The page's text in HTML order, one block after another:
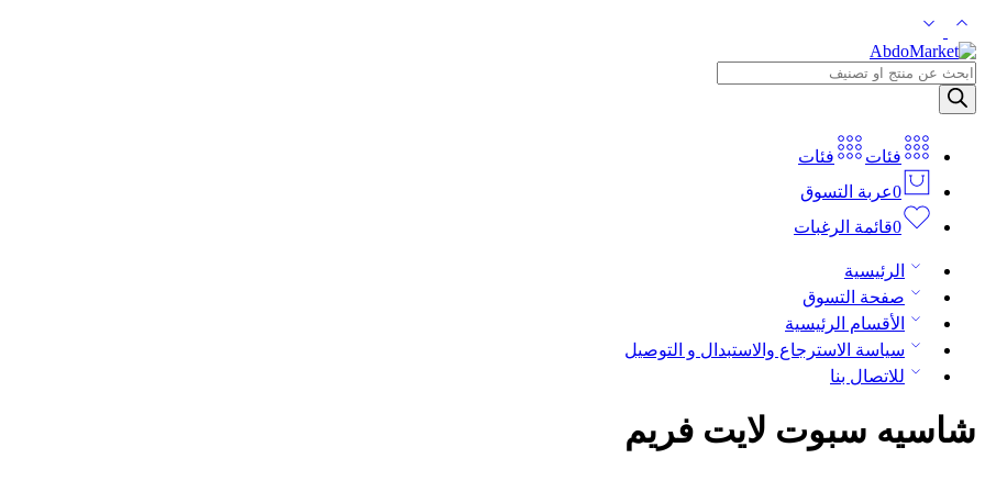
فئات
فئات
0عربة التسوق
0قائمة الرغبات
الرئيسية
صفحة التسوق
الأقسام الرئيسية
سياسة الاسترجاع والاستبدال و التوصيل
للاتصال بنا
شاسيه سبوت لايت فريم